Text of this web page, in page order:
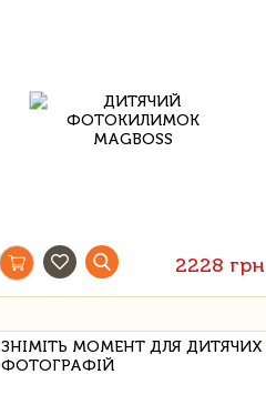
2228 грн
ЗНІМІТЬ МОМЕНТ ДЛЯ ДИТЯЧИХ
ФОТОГРАФІЙ